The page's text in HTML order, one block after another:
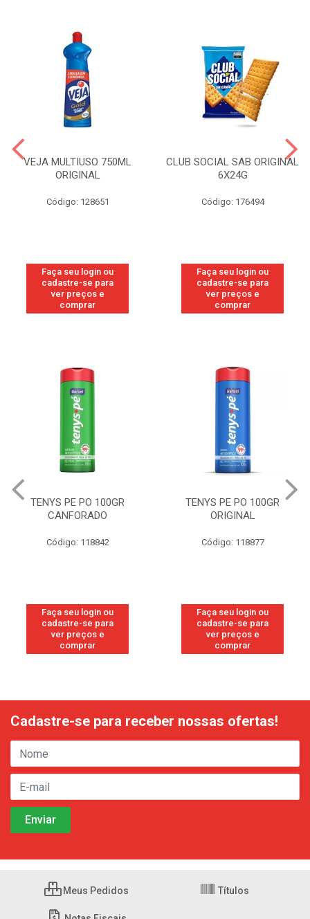
VEJA MULTIUSO 750ML
ORIGINAL
Código: 128651
Faça seu login ou
cadastre-se para
ver preços e
comprar
CLUB SOCIAL SAB ORIGINAL
6X24G
Código: 176494
Faça seu login ou
cadastre-se para
ver preços e
comprar
TENYS PE PO 100GR
CANFORADO
Código: 118842
Faça seu login ou
cadastre-se para
ver preços e
comprar
TENYS PE PO 100GR
ORIGINAL
Código: 118877
Faça seu login ou
cadastre-se para
ver preços e
comprar
Cadastre-se para receber nossas ofertas!
Meus Pedidos Títulos